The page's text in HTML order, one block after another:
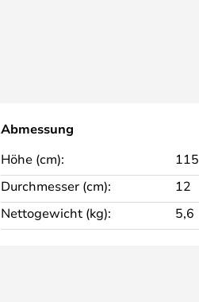
Abmessung
Höhe (cm):
115
Durchmesser (cm):
12
Nettogewicht (kg):
5,6